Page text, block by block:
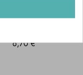
6,70 €